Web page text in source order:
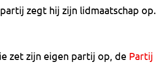
zegt hij zijn lidmaatschap op.
zet zijn eigen partij op, de Partij